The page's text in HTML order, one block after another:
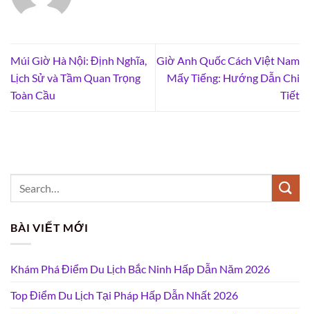
Múi Giờ Hà Nội: Định Nghĩa,
Lịch Sử và Tầm Quan Trọng
Toàn Cầu
Giờ Anh Quốc Cách Việt Nam
Mấy Tiếng: Hướng Dẫn Chi
Tiết
BÀI VIẾT MỚI
Khám Phá Điểm Du Lịch Bắc Ninh Hấp Dẫn Năm 2026
Top Điểm Du Lịch Tại Pháp Hấp Dẫn Nhất 2026